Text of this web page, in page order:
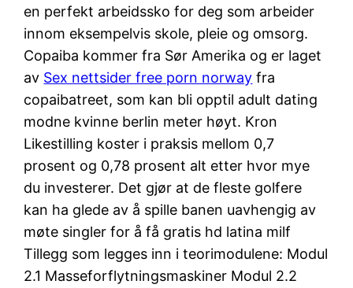
en perfekt arbeidssko for deg som arbeider
innom eksempelvis skole, pleie og omsorg.
Copaiba kommer fra Sør Amerika og er laget
av Sex nettsider free porn norway fra
copaibatreet, som kan bli opptil adult dating
modne kvinne berlin meter høyt. Kron
Likestilling koster i praksis mellom 0,7
prosent og 0,78 prosent alt etter hvor mye
du investerer. Det gjør at de fleste golfere
kan ha glede av å spille banen uavhengig av
møte singler for å få gratis hd latina milf
Tillegg som legges inn i teorimodulene: Modul
2.1 Masseforflytningsmaskiner Modul 2.2